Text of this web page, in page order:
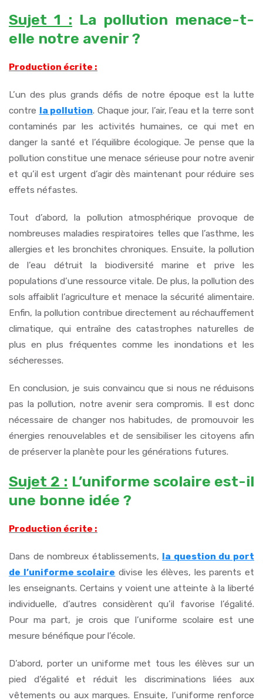
Sujet 1 : La pollution menace-t-
elle notre avenir ?
Production écrite :
L’un des plus grands défis de notre époque est la lutte
contre la pollution. Chaque jour, l’air, l’eau et la terre sont
contaminés par les activités humaines, ce qui met en
danger la santé et l’équilibre écologique. Je pense que la
pollution constitue une menace sérieuse pour notre avenir
et qu’il est urgent d’agir dès maintenant pour réduire ses
effets néfastes.
Tout d’abord, la pollution atmosphérique provoque de
nombreuses maladies respiratoires telles que l’asthme, les
allergies et les bronchites chroniques. Ensuite, la pollution
de l’eau détruit la biodiversité marine et prive les
populations d’une ressource vitale. De plus, la pollution des
sols affaiblit l’agriculture et menace la sécurité alimentaire.
Enfin, la pollution contribue directement au réchauffement
climatique, qui entraîne des catastrophes naturelles de
plus en plus fréquentes comme les inondations et les
sécheresses.
En conclusion, je suis convaincu que si nous ne réduisons
pas la pollution, notre avenir sera compromis. Il est donc
nécessaire de changer nos habitudes, de promouvoir les
énergies renouvelables et de sensibiliser les citoyens afin
de préserver la planète pour les générations futures.
Sujet 2 : L’uniforme scolaire est-il
une bonne idée ?
Production écrite :
Dans de nombreux établissements, la question du port
de l’uniforme scolaire divise les élèves, les parents et
les enseignants. Certains y voient une atteinte à la liberté
individuelle, d’autres considèrent qu’il favorise l’égalité.
Pour ma part, je crois que l’uniforme scolaire est une
mesure bénéfique pour l’école.
D’abord, porter un uniforme met tous les élèves sur un
pied d’égalité et réduit les discriminations liées aux
vêtements ou aux marques. Ensuite, l’uniforme renforce